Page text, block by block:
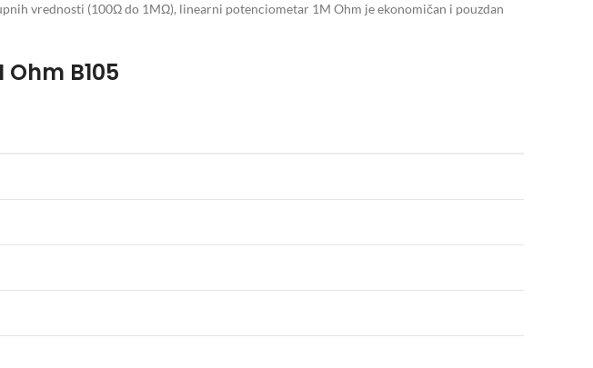
vrednosti (100Ω do 1MΩ), linearni potenciometar 1M Ohm je ekonomičan i pouzdan
B105